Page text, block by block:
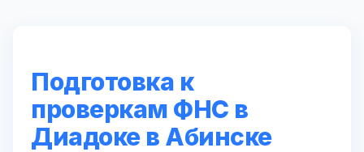
Подготовка к
проверкам ФНС в
Диадоке в Абинске